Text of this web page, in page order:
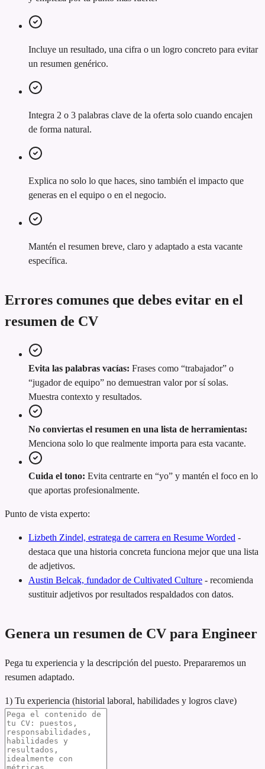
Incluye un resultado, una cifra o un logro concreto para evitar
un resumen genérico.
Integra 2 o 3 palabras clave de la oferta solo cuando encajen
de forma natural.
Explica no solo lo que haces, sino también el impacto que
generas en el equipo o en el negocio.
Mantén el resumen breve, claro y adaptado a esta vacante
específica.
Errores comunes que debes evitar en el
resumen de CV
Evita las palabras vacías: Frases como “trabajador” o
“jugador de equipo” no demuestran valor por sí solas.
Muestra contexto y resultados.
No conviertas el resumen en una lista de herramientas:
Menciona solo lo que realmente importa para esta vacante.
Cuida el tono: Evita centrarte en “yo” y mantén el foco en lo
que aportas profesionalmente.
Punto de vista experto:
Lizbeth Zindel, estratega de carrera en Resume Worded -
destaca que una historia concreta funciona mejor que una lista
de adjetivos.
Austin Belcak, fundador de Cultivated Culture - recomienda
sustituir adjetivos por resultados respaldados con datos.
Genera un resumen de CV para Engineer
Pega tu experiencia y la descripción del puesto. Prepararemos un
resumen adaptado.
1) Tu experiencia (historial laboral, habilidades y logros clave)